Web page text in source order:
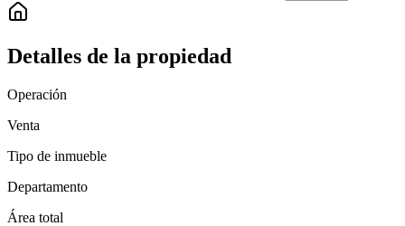
Detalles de la propiedad
Operación
Venta
Tipo de inmueble
Departamento
Área total